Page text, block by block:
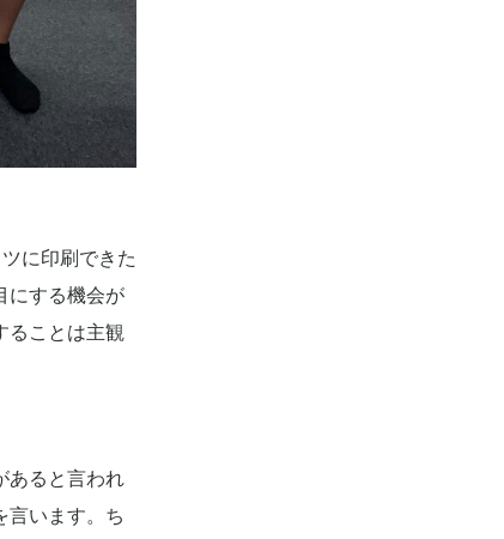
に印刷できた
にする機会が
ることは主観
あると言われ
言います。ち